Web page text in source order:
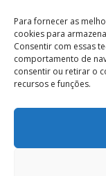
Para fornecer as
cookies para
Consentir com essas
comportamento de
consentir ou retirar o
recursos e funções.